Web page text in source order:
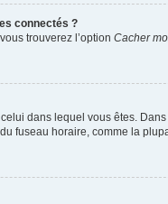
connectés ?
trouverez l’option Cacher
dans lequel vous êtes.
fuseau horaire, comme la